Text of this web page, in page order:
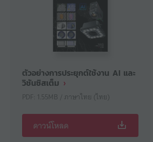
ตัวอย่างการประยุกต์ใช้งาน AI และ
วิชันซิสเต็ม
PDF: 1.55MB / ภาษาไทย (ไทย)
ดาวน์โหลด